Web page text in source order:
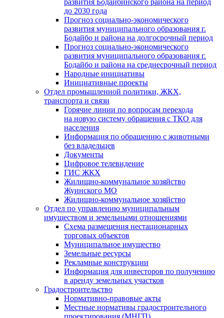
развития Бодайбинского района на период
до 2030 года
Прогноз социально-экономического
развития муниципального образования г.
Бодайбо и района на долгосрочный период
Прогноз социально-экономического
развития муниципального образования г.
Бодайбо и района на среднесрочный период
Народные инициативы
Инициативные проекты
Отдел промышленной политики, ЖКХ,
транспорта и связи
Горячие линии по вопросам перехода
на новую систему обращения с ТКО для
населения
Информация по обращению с животными
без владельцев
Документы
Цифровое телевидение
ГИС ЖКХ
Жилищно-коммунальное хозяйство
Жуинского МО
Жилищно-коммунальное хозяйство
Отдел по управлению муниципальным
имуществом и земельными отношениями
Схема размещения нестационарных
торговых объектов
Муниципальное имущество
Земельные ресурсы
Рекламные конструкции
Информация для инвесторов по получению
в аренду земельных участков
Градостроительство
Нормативно-правовые акты
Местные нормативы градостроительного
проектирования (МНГП)